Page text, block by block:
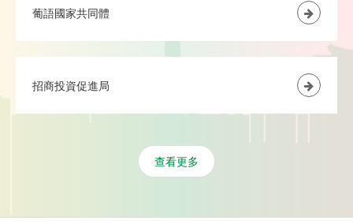
葡語國家共同體
招商投資促進局
查看更多